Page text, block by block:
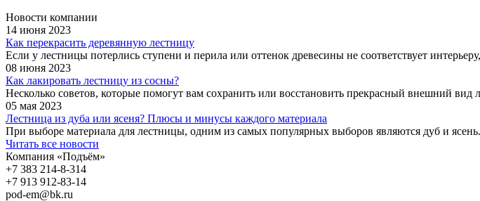
Новости компании
14 июня 2023
Как перекрасить деревянную лестницу
Если у лестницы потерлись ступени и перила или оттенок древесины не соответствует
08 июня 2023
Как лакировать лестницу из сосны?
Несколько советов, которые помогут вам сохранить или восстановить прекрасный внешний вид
05 мая 2023
Лестница из дуба или ясеня? Плюсы и минусы каждого материала
При выборе материала для лестницы, одним из самых популярных выборов являются дуб и
Читать все новости
Компания «Подъём»
+7 383 214-8-314
+7 913 912-83-14
pod-em@bk.ru